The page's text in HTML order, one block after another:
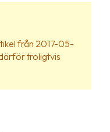
från 2017-05-
troligtvis